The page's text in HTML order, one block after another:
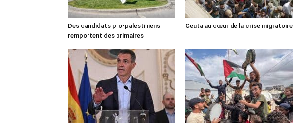
Des candidats pro-palestiniens
remportent des primaires
Ceuta au cœur de la crise migratoire